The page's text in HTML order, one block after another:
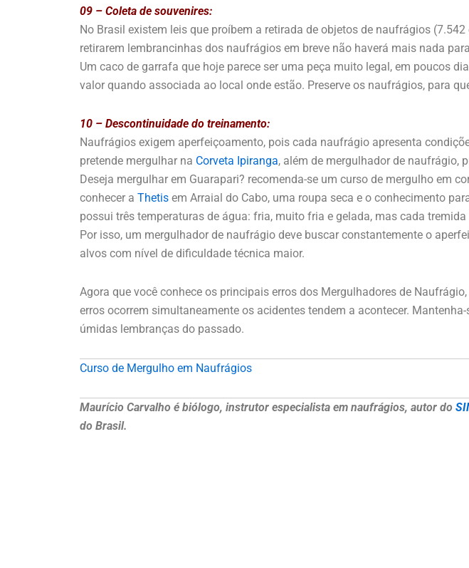
09 – Coleta de souvenires:
No Brasil existem leis que proíbem a retirada de objetos de naufrágios
retirarem lembrancinhas dos naufrágios em breve não haverá mais nada
Um caco de garrafa que hoje parece ser uma peça muito legal, em poucos
valor quando associada ao local onde estão. Preserve os naufrágios, para
10 – Descontinuidade do treinamento:
Naufrágios exigem aperfeiçoamento, pois cada naufrágio apresenta
pretende mergulhar na Corveta Ipiranga, além de mergulhador de naufrágio,
Deseja mergulhar em Guarapari? recomenda-se um curso de mergulho em
conhecer a Thetis em Arraial do Cabo, uma roupa seca e o conhecimento
possui três temperaturas de água: fria, muito fria e gelada, mas cada
Por isso, um mergulhador de naufrágio deve buscar constantemente o
alvos com nível de dificuldade técnica maior.
Agora que você conhece os principais erros dos Mergulhadores de
erros ocorrem simultaneamente os acidentes tendem a acontecer.
úmidas lembranças do passado.
Curso de Mergulho em Naufrágios
Maurício Carvalho é biólogo, instrutor especialista em naufrágios, autor do
do Brasil.